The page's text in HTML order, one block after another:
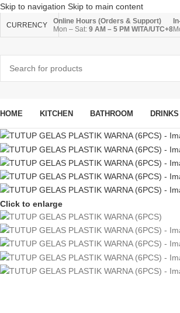
Skip to navigation Skip to main content
CURRENCY
Online Hours (Orders & Support)
Mon – Sat: 9 AM – 5 PM WITA/UTC+8
HOME KITCHEN BATHROOM
Click to enlarge